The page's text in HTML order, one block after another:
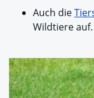
Auch die
Wildtiere auf.